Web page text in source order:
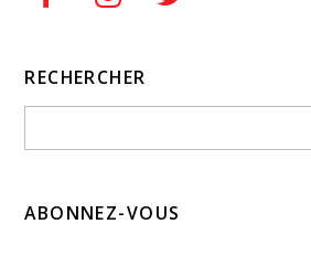
RECHERCHER
ABONNEZ-VOUS